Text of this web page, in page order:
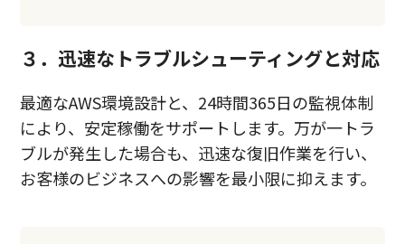
３．迅速なトラブルシューティングと対応
最適なAWS環境設計と、24時間365日の監視体制
により、安定稼働をサポートします。万が一トラ
ブルが発生した場合も、迅速な復旧作業を行い、
お客様のビジネスへの影響を最小限に抑えます。